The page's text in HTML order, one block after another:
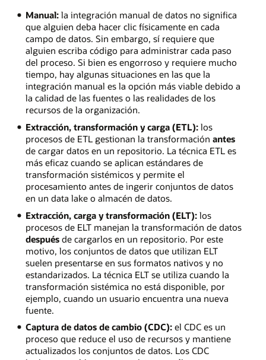
Manual:la integración manual de datos no significa
que alguien deba hacer clic físicamente en cada
campo de datos. Sin embargo, sí requiere que
alguien escriba código para administrar cada paso
del proceso. Si bien es engorroso y requiere mucho
tiempo, hay algunas situaciones en las que la
integración manual es la opción más viable debido a
la calidad de las fuentes o las realidades de los
recursos de la organización.
Extracción, transformación y carga (ETL):los
procesos de ETL gestionan la transformación antes
de cargar datos en un repositorio. La técnica ETL es
más eficaz cuando se aplican estándares de
transformación sistémicos y permite el
procesamiento antes de ingerir conjuntos de datos
en un data lake o almacén de datos.
Extracción, carga y transformación (ELT):los
procesos de ELT manejan la transformación de datos
despuésde cargarlos en un repositorio. Por este
motivo, los conjuntos de datos que utilizan ELT
suelen presentarse en sus formatos nativos y no
estandarizados. La técnica ELT se utiliza cuando la
transformación sistémica no está disponible, por
ejemplo, cuando un usuario encuentra una nueva
fuente.
Captura de datos de cambio (CDC):el CDC es un
proceso que reduce el uso de recursos y mantiene
actualizados los conjuntos de datos. Los CDC